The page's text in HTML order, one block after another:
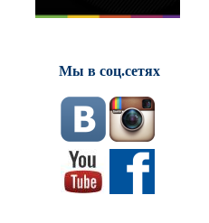
Мы в соц.сетях